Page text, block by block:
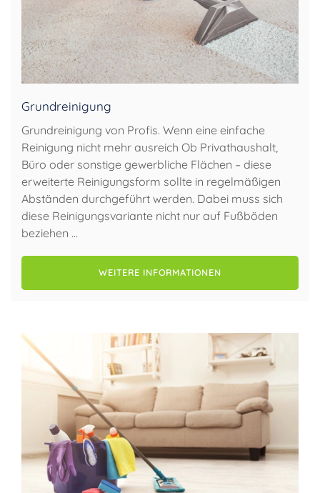
Grundreinigung
Grundreinigung von Profis. Wenn eine einfache
Reinigung nicht mehr ausreich Ob Privathaushalt,
Büro oder sonstige gewerbliche Flächen – diese
erweiterte Reinigungsform sollte in regelmäßigen
Abständen durchgeführt werden. Dabei muss sich
diese Reinigungsvariante nicht nur auf Fußböden
beziehen …
WEITERE INFORMATIONEN